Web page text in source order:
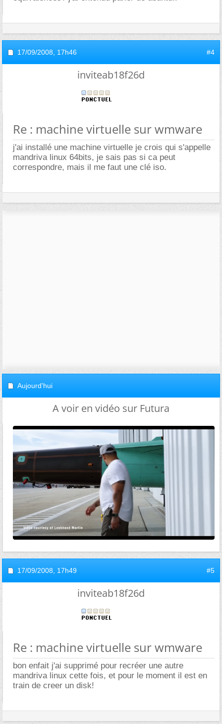
17/09/2008, 17h46 #4
inviteab18f26d
Re : machine virtuelle sur wmware
j'ai installé une machine virtuelle je crois qui s'appelle
mandriva linux 64bits, je sais pas si ca peut
correspondre, mais il me faut une clé iso.
Aujourd'hui
A voir en vidéo sur Futura
17/09/2008, 17h49 #5
inviteab18f26d
Re : machine virtuelle sur wmware
bon enfait j'ai supprimé pour recréer une autre
mandriva linux cette fois, et pour le moment il est en
train de creer un disk!